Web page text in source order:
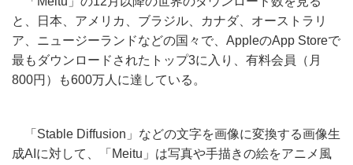
と、日本、アメリカ、ブラジル、カナダ、オーストラリ
ア、ニュージーランドなどの国々で、AppleのApp Storeで
最もダウンロードされたトップ3に入り、有料会員（月
800円）も600万人に達している。
「Stable Diffusion」などの文字を画像に変換する画像生
成AIに対して、「Meitu」は写真や手描きの絵をアニメ風